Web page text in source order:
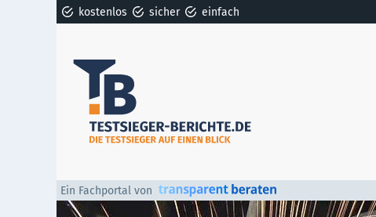
kostenlos sicher einfach
Ein Fachportal von